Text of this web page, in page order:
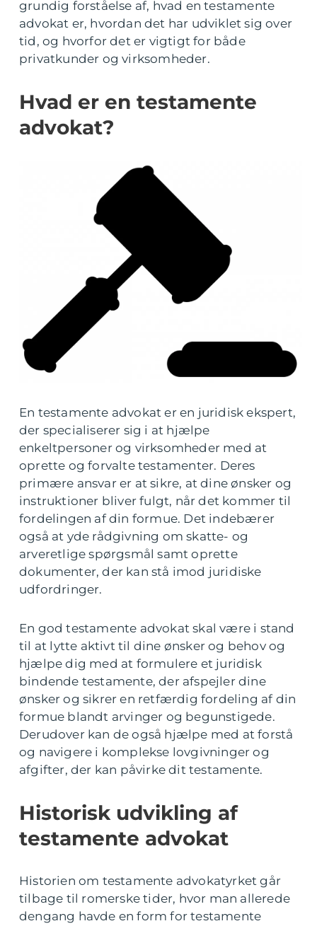
grundig forståelse af, hvad en testamente
advokat er, hvordan det har udviklet sig over
tid, og hvorfor det er vigtigt for både
privatkunder og virksomheder.
Hvad er en testamente
advokat?
En testamente advokat er en juridisk ekspert,
der specialiserer sig i at hjælpe
enkeltpersoner og virksomheder med at
oprette og forvalte testamenter. Deres
primære ansvar er at sikre, at dine ønsker og
instruktioner bliver fulgt, når det kommer til
fordelingen af din formue. Det indebærer
også at yde rådgivning om skatte- og
arveretlige spørgsmål samt oprette
dokumenter, der kan stå imod juridiske
udfordringer.
En god testamente advokat skal være i stand
til at lytte aktivt til dine ønsker og behov og
hjælpe dig med at formulere et juridisk
bindende testamente, der afspejler dine
ønsker og sikrer en retfærdig fordeling af din
formue blandt arvinger og begunstigede.
Derudover kan de også hjælpe med at forstå
og navigere i komplekse lovgivninger og
afgifter, der kan påvirke dit testamente.
Historisk udvikling af
testamente advokat
Historien om testamente advokatyrket går
tilbage til romerske tider, hvor man allerede
dengang havde en form for testamente